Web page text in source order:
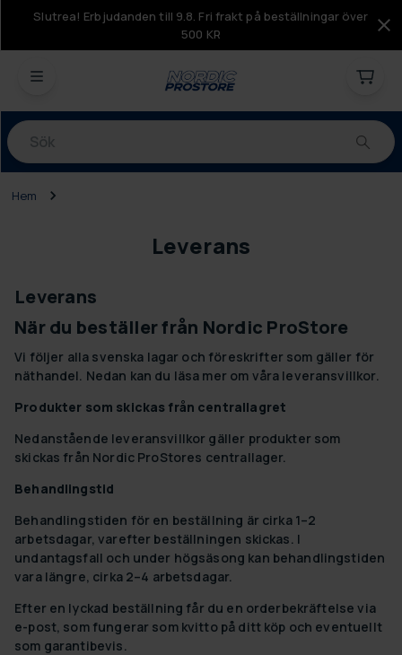
Slutrea! Erbjudanden till 9.8. Fri frakt på beställningar över
500 KR
Produkter
Hem
Leverans
Leverans
När du beställer från Nordic ProStore
Vi följer alla svenska lagar och föreskrifter som gäller för
näthandel. Nedan kan du läsa mer om våra leveransvillkor.
Produkter som skickas från centrallagret
Nedanstående leveransvillkor gäller produkter som
skickas från Nordic ProStores centrallager.
Behandlingstid
Behandlingstiden för en beställning är cirka 1–2
arbetsdagar, varefter beställningen skickas. I
undantagsfall och under högsäsong kan behandlingstiden
vara längre, cirka 2–4 arbetsdagar.
Efter en lyckad beställning får du en orderbekräftelse via
e-post, som fungerar som kvitto på ditt köp och eventuellt
som garantibevis.